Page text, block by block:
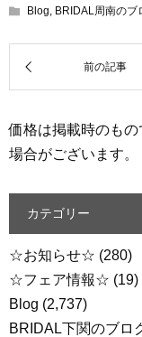
Blog BRIDAL周南のブ
価格は掲載時のも
場合がございます。
カテゴリー
☆お知らせ☆ (280)
☆フェア情報☆ (19)
Blog (2,737)
BRIDAL下関のブロ